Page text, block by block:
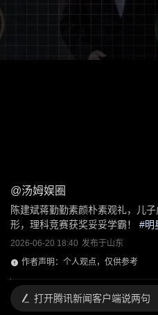
@汤姆娱圈
陈建斌蒋勤勤素颜朴素观礼，儿
形，理科竞赛获奖妥妥学霸！
#明
2026-06-20 18:40 发布于山东
作者声明：个人观点，仅供参考
打开腾讯新闻客户端说两句